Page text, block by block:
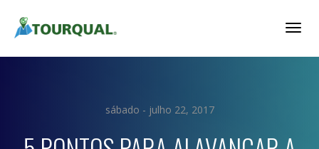
sábado - julho 22, 2017